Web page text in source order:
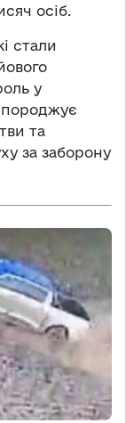
осіб.
стали
у
породжує
та
за заборону